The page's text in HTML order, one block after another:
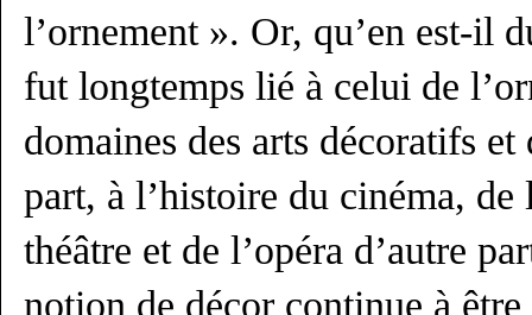
l’ornement ». Or, qu’en est-il
fut longtemps lié à celui de
domaines des arts décoratifs et
part, à l’histoire du cinéma,
théâtre et de l’opéra d’autre
notion de décor continue à